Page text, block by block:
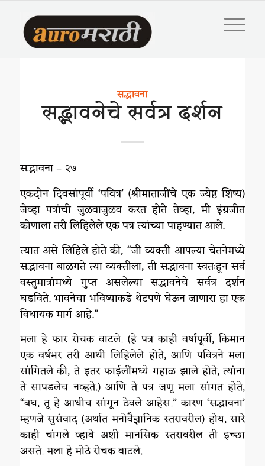
सद्भावना
सद्भावनेचे सर्वत्र दर्शन
सद्भावना – २७
एकदोन दिवसांपूर्वी ‘पवित्र’ (श्रीमाताजींचे एक ज्येष्ठ शिष्य)
जेव्हा पत्रांची जुळवाजुळव करत होते तेव्हा, मी इंग्रजीत
कोणाला तरी लिहिलेले एक पत्र त्यांच्या पाहण्यात आले.
त्यात असे लिहिले होते की, “जी व्यक्ती आपल्या चेतनेमध्ये
सद्भावना बाळगते त्या व्यक्तीला, ती सद्भावना स्वतःहून सर्व
वस्तुमात्रांमध्ये गुप्त असलेल्या सद्भावनेचे सर्वत्र दर्शन
घडविते. भावनेचा भविष्याकडे थेटपणे घेऊन जाणारा हा एक
विधायक मार्ग आहे.”
मला हे फार रोचक वाटले. (हे पत्र काही वर्षांपूर्वी, किमान
एक वर्षभर तरी आधी लिहिलेले होते, आणि पवित्रने मला
सांगितले की, ते इतर फाईलींमध्ये गहाळ झाले होते, त्यांना
ते सापडलेच नव्हते.) आणि ते पत्र जणू मला सांगत होते,
“बघ, तू हे आधीच सांगून ठेवले आहेस.” कारण ‘सद्भावना’
म्हणजे सुसंवाद (अर्थात मनोवैज्ञानिक स्तरावरील) होय, सारे
काही चांगले व्हावे अशी मानसिक स्तरावरील ती इच्छा
असते. मला हे मोठे रोचक वाटले.